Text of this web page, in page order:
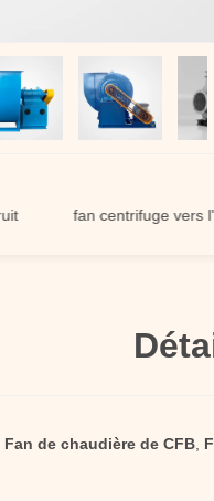
fan centrifuge vers
Fan de chaudière de CFB,